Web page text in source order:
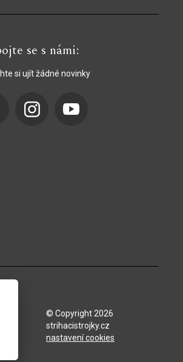
se s námi:
si ujít žádné novinky
© Copyright 2026
strihacistrojky.cz
nastavení cookies